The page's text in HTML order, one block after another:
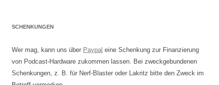
SCHENKUNGEN
Wer mag, kann uns über Paypal eine Schenkung zur Finanzierung
von Podcast-Hardware zukommen lassen. Bei zweckgebundenen
Schenkungen, z. B. für Nerf-Blaster oder Lakritz bitte den Zweck im